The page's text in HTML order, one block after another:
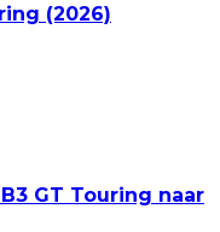
(2026)
GT Touring naar